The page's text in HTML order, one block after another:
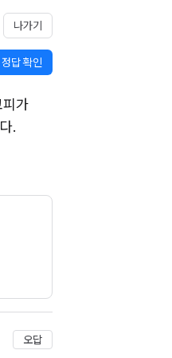
나가기
정답 확인
가
.
오답